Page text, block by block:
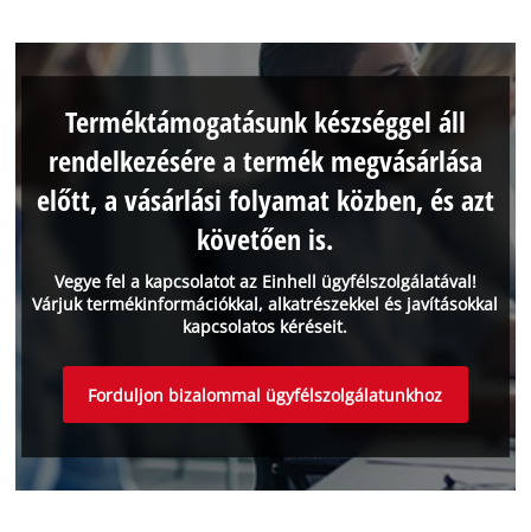
Vegye fel a kapcsolatot az Einhell ügyfélszolgálatával!
Várjuk termékinformációkkal, alkatrészekkel és javításokkal
kapcsolatos kéréseit.
Terméktámogatásunk készséggel áll
rendelkezésére a termék megvásárlása
előtt, a vásárlási folyamat közben, és azt
követően is.
Forduljon bizalommal ügyfélszolgálatunkhoz